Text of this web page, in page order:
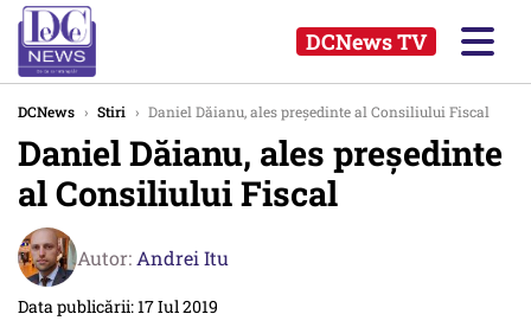
DCNews TV
DCNews › Stiri › Daniel Dăianu, ales preşedinte al Consiliului Fiscal
Daniel Dăianu, ales preşedinte
al Consiliului Fiscal
Autor: Andrei Itu
Data publicării: 17 Iul 2019